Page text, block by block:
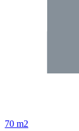
70 m2